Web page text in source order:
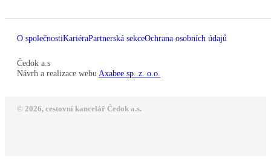
O společnostiKariéraPartnerská sekceOchrana osobních údajů
Čedok a.s
Návrh a realizace webu Axabee sp. z. o.o.
© 2026, cestovní kancelář Čedok a.s.